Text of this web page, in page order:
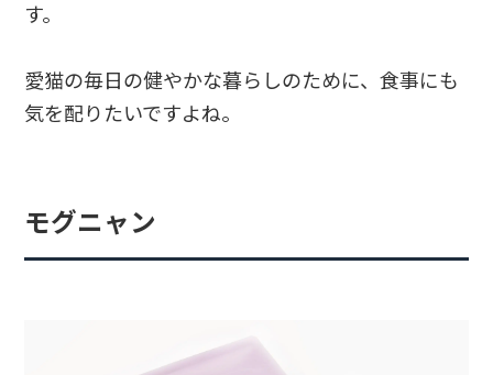
す。
愛猫の毎日の健やかな暮らしのために、食事にも
気を配りたいですよね。
モグニャン